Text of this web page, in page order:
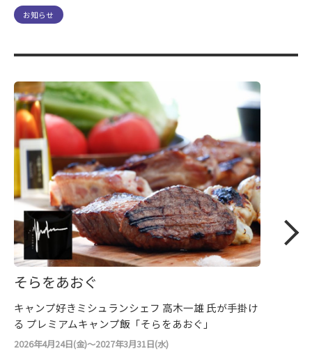
お知らせ
そらをあおぐ
キャンプ好きミシュランシェフ ⾼⽊⼀雄 ⽒が手掛け
る プレミアムキャンプ飯「そらをあおぐ」
2026年4月24日(金)～2027年3月31日(水)